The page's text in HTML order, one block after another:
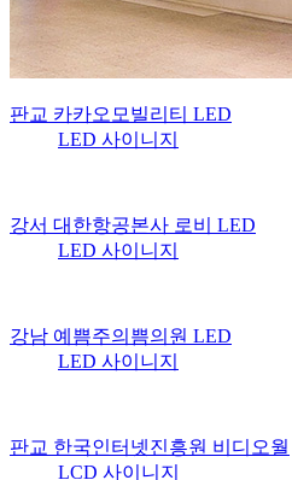
판교 카카오모빌리티 LED
LED 사이니지
강서 대한항공본사 로비 LED
LED 사이니지
강남 예쁨주의쁨의원 LED
LED 사이니지
판교 한국인터넷진흥원 비디오월
LCD 사이니지